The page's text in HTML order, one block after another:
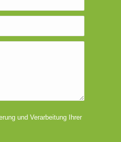
und Verarbeitung Ihrer